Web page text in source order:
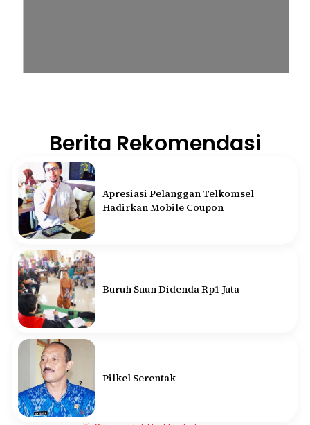
Berita Rekomendasi
Apresiasi Pelanggan Telkomsel
Hadirkan Mobile Coupon
Buruh Suun Didenda Rp1 Juta
Pilkel Serentak